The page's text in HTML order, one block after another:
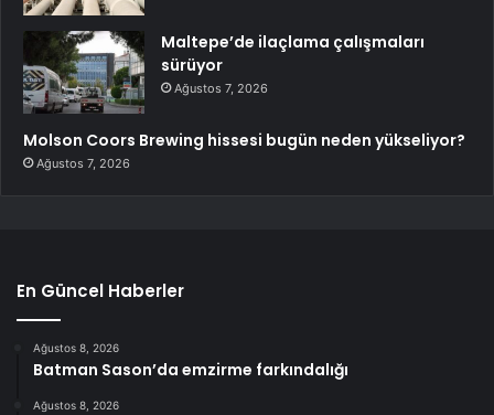
Maltepe’de ilaçlama çalışmaları
sürüyor
Ağustos 7, 2026
Molson Coors Brewing hissesi bugün neden yükseliyor?
Ağustos 7, 2026
En Güncel Haberler
Ağustos 8, 2026
Batman Sason’da emzirme farkındalığı
Ağustos 8, 2026